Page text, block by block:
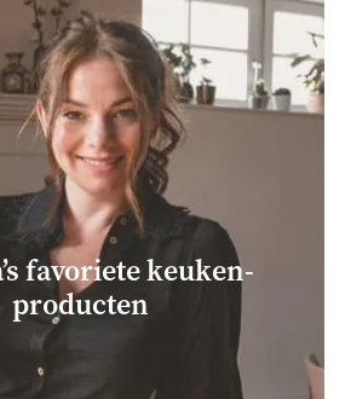
favoriete keuken­
producten